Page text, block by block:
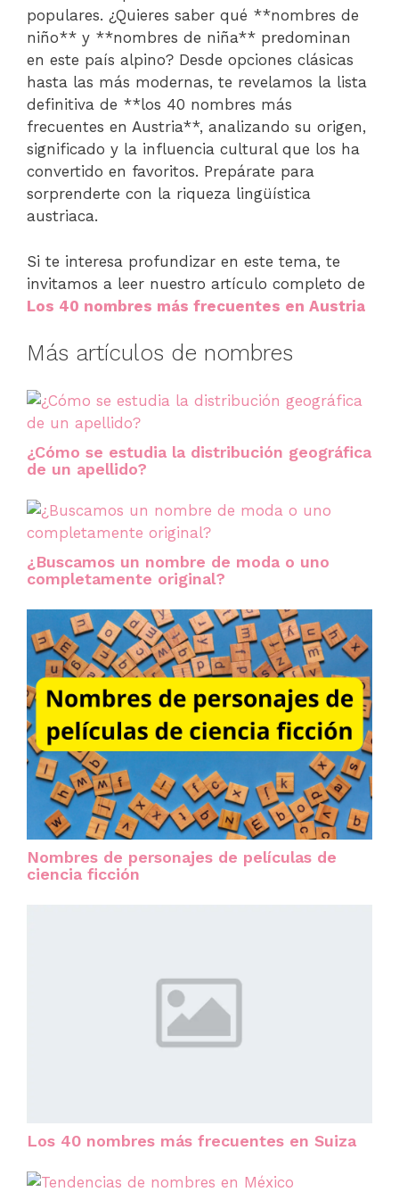
populares. ¿Quieres saber qué **nombres de
niño** y **nombres de niña** predominan
en este país alpino? Desde opciones clásicas
hasta las más modernas, te revelamos la lista
definitiva de **los 40 nombres más
frecuentes en Austria**, analizando su origen,
significado y la influencia cultural que los ha
convertido en favoritos. Prepárate para
sorprenderte con la riqueza lingüística
austriaca.
Si te interesa profundizar en este tema, te
invitamos a leer nuestro artículo completo de
Los 40 nombres más frecuentes en Austria
Más artículos de nombres
¿Cómo se estudia la distribución geográfica
de un apellido?
¿Buscamos un nombre de moda o uno
completamente original?
Nombres de personajes de películas de
ciencia ficción
Los 40 nombres más frecuentes en Suiza